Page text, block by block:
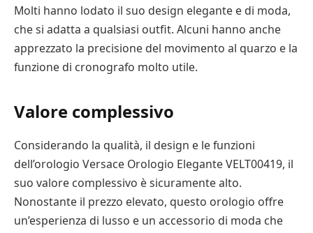
Molti hanno lodato il suo design elegante e di moda,
che si adatta a qualsiasi outfit. Alcuni hanno anche
apprezzato la precisione del movimento al quarzo e la
funzione di cronografo molto utile.
Valore complessivo
Considerando la qualità, il design e le funzioni
dell’orologio Versace Orologio Elegante VELT00419, il
suo valore complessivo è sicuramente alto.
Nonostante il prezzo elevato, questo orologio offre
un’esperienza di lusso e un accessorio di moda che